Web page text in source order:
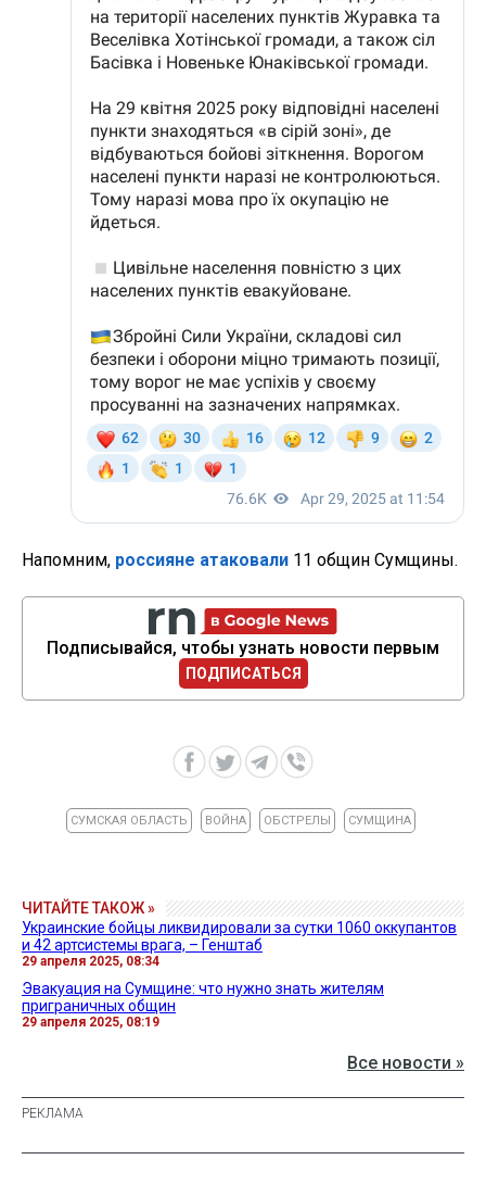
Напомним, россияне атаковали 11 общин Сумщины.
Подписывайся, чтобы узнать новости первым
ПОДПИСАТЬСЯ
СУМСКАЯ ОБЛАСТЬ ВОЙНА ОБСТРЕЛЫ СУМЩИНА
ЧИТАЙТЕ ТАКОЖ »
Украинские бойцы ликвидировали за сутки 1060 оккупантов
и 42 артсистемы врага, – Генштаб
29 апреля 2025, 08:34
Эвакуация на Сумщине: что нужно знать жителям
приграничных общин
29 апреля 2025, 08:19
Все новости »